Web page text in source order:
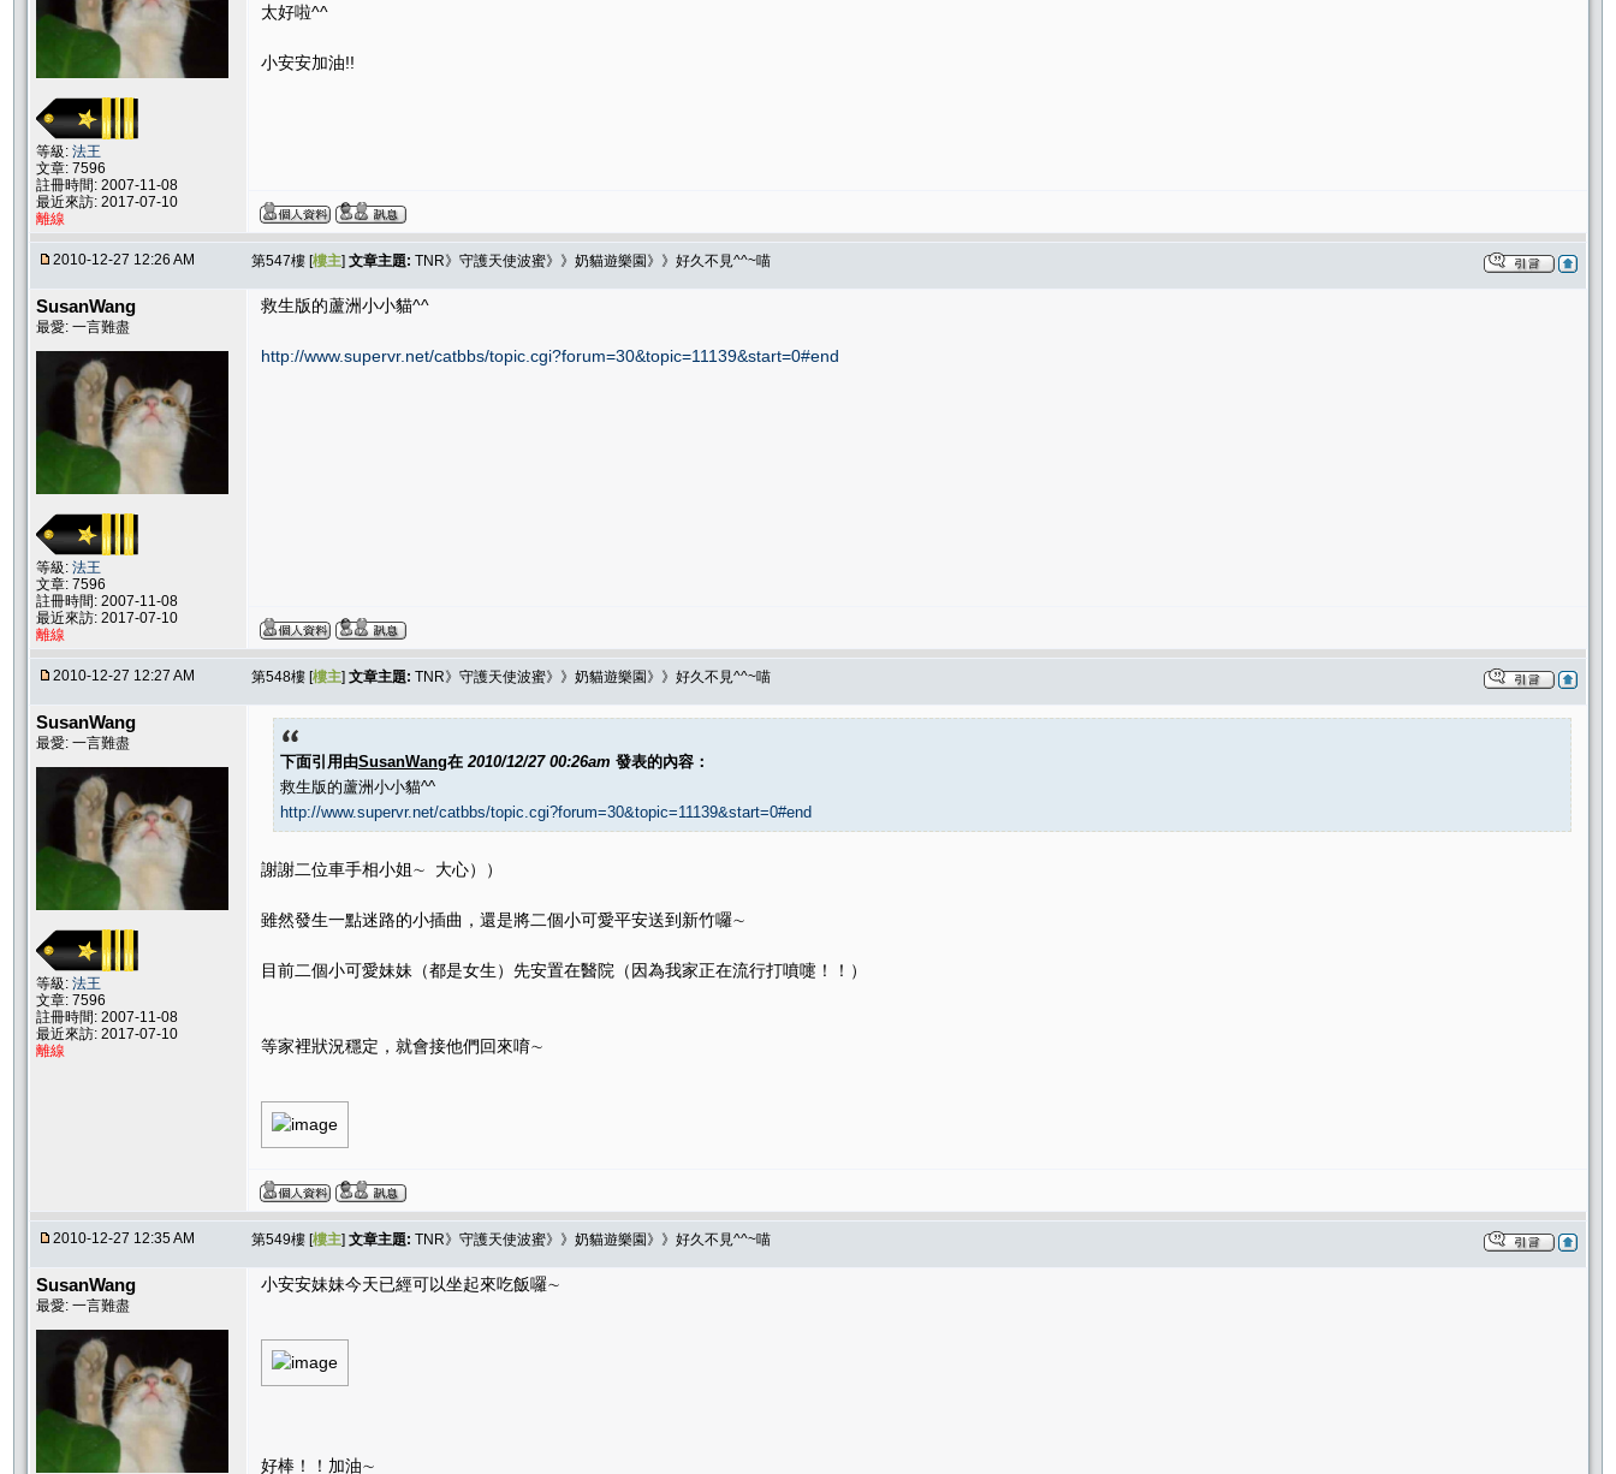
等級: 法王
文章: 7596
註冊時間: 2007-11-08
最近來訪: 2017-07-10
離線
太好啦^^
小安安加油!!
2010-12-27 12:26 AM 第547樓 [樓主] 文章主題: TNR》守護天使波蜜》》奶貓遊樂園》》好久不見^^~喵
SusanWang
最愛: 一言難盡
等級: 法王
文章: 7596
註冊時間: 2007-11-08
最近來訪: 2017-07-10
離線
救生版的蘆洲小小貓^^
http://www.supervr.net/catbbs/topic.cgi?forum=30&topic=11139&start=0#end
2010-12-27 12:27 AM 第548樓 [樓主] 文章主題: TNR》守護天使波蜜》》奶貓遊樂園》》好久不見^^~喵
SusanWang
最愛: 一言難盡
等級: 法王
文章: 7596
註冊時間: 2007-11-08
最近來訪: 2017-07-10
離線
下面引用由SusanWang在 2010/12/27 00:26am 發表的內容：
救生版的蘆洲小小貓^^
http://www.supervr.net/catbbs/topic.cgi?forum=30&topic=11139&start=0#end
謝謝二位車手相小姐∼ 大心））
雖然發生一點迷路的小插曲，還是將二個小可愛平安送到新竹囉∼
目前二個小可愛妹妹（都是女生）先安置在醫院（因為我家正在流行打噴嚏！！）
等家裡狀況穩定，就會接他們回來唷∼
2010-12-27 12:35 AM 第549樓 [樓主] 文章主題: TNR》守護天使波蜜》》奶貓遊樂園》》好久不見^^~喵
SusanWang
最愛: 一言難盡
小安安妹妹今天已經可以坐起來吃飯囉∼
好棒！！加油∼